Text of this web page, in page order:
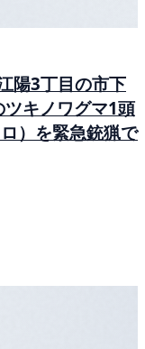
陽3丁目の市下
キノワグマ1頭
）を緊急銃猟で